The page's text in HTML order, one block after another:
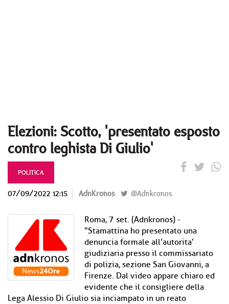
Elezioni: Scotto, 'presentato esposto
contro leghista Di Giulio'
POLITICA
07/09/2022 12:15 AdnKronos @Adnkronos
Roma, 7 set. (Adnkronos) -
"Stamattina ho presentato una
denuncia formale all’autorita’
giudiziaria presso il commissariato
di polizia, sezione San Giovanni, a
Firenze. Dal video appare chiaro ed
evidente che il consigliere della
Lega Alessio Di Giulio sia inciampato in un reato